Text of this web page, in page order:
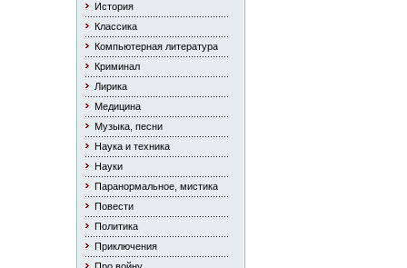
История
Классика
Компьютерная литература
Криминал
Лирика
Медицина
Музыка, песни
Наука и техника
Науки
Паранормальное, мистика
Повести
Политика
Приключения